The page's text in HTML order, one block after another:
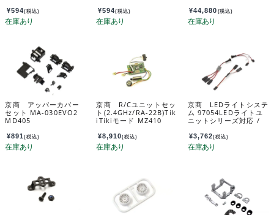
¥594(税込) ¥594(税込) ¥44,880 (税込)
京商 アッパーカバー
セット MA-030EVO2
MD405
¥891(税込)
京商 R/Cユニットセッ
ト(2.4GHz/RA-22B)Tik
iTikiモード MZ410
¥8,910(税込)
京商 LEDライトシステ
ム 97054LEDライトユ
ニットシリーズ対応 /
式 97054
¥3,762(税込)